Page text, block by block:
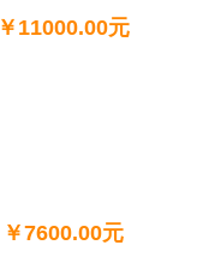
￥11000.00元
￥7600.00元